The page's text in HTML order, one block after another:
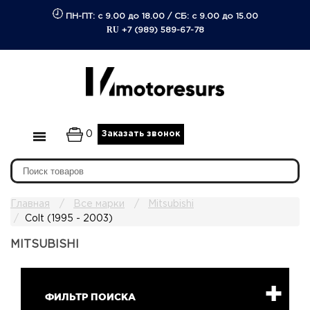
ПН-ПТ: с 9.00 до 18.00/ СБ: с 9.00 до 15.00
RU +7 (989) 589-67-78
0 Заказать звонок
Главная Все марки
Mitsubishi
Colt (1995 - 2003)
MITSUBISHI
ФИЛЬТР ПОИСКА